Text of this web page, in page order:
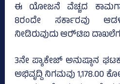
ಈ ಯೋಜನೆ ವೆಚ್ಚದ
8ರಂದೇ ಸರ್ಕಾರವು
ನೀಡಿರುವುದು ಆರ್‍‌ಟಿಐ
3ನೇ ಪ್ಯಾಕೇಜ್‌ ಅನುಷ್ಠಾನ
ಅಭಿವೃದ್ದಿ ನಿಗಮವು 1,178.00